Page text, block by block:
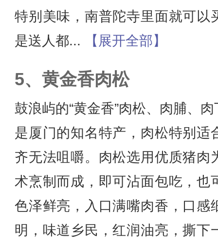
特别美味，南普陀寺里面就可以
是送人都... 【展开全部】
黄金香肉松
鼓浪屿的“黄金香”肉松、肉脯、
是厦门的知名特产，肉松特别适
齐无法咀嚼。肉松选用优质猪肉
术烹制而成，即可沾面包吃，也
色泽鲜亮，入口满嘴肉香，口感
明，味道乡民，红润油亮，撕下